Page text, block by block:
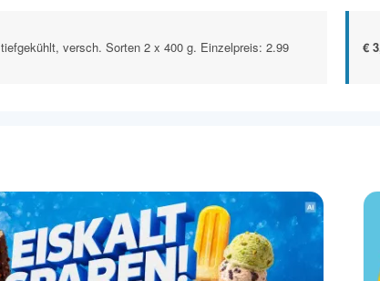
tiefgekühlt, versch. Sorten 2 x 400 g. Einzelpreis: 2.99 €